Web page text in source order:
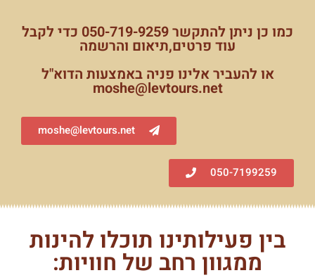
כמו כן ניתן להתקשר 050-719-9259‏ כדי לקבל
עוד פרטים,תיאום והרשמה
או להעביר אלינו פניה באמצעות הדוא"ל
moshe@levtours.net
moshe@levtours.net
050-7199259‏
בין פעילותינו תוכלו להינות
ממגוון רחב של חוויות: